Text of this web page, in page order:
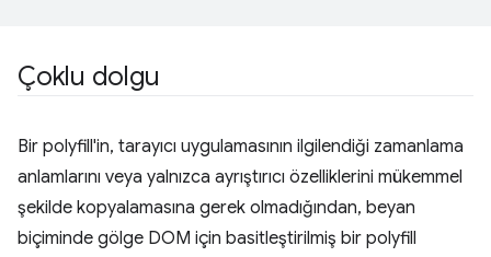
Çoklu dolgu
Bir polyfill'in, tarayıcı uygulamasının ilgilendiği zamanlama
anlamlarını veya yalnızca ayrıştırıcı özelliklerini mükemmel
şekilde kopyalamasına gerek olmadığından, beyan
biçiminde gölge DOM için basitleştirilmiş bir polyfill